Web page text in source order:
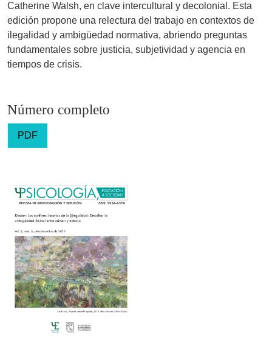
Catherine Walsh, en clave intercultural y decolonial. Esta
edición propone una relectura del trabajo en contextos de
ilegalidad y ambigüedad normativa, abriendo preguntas
fundamentales sobre justicia, subjetividad y agencia en
tiempos de crisis.
Número completo
PDF